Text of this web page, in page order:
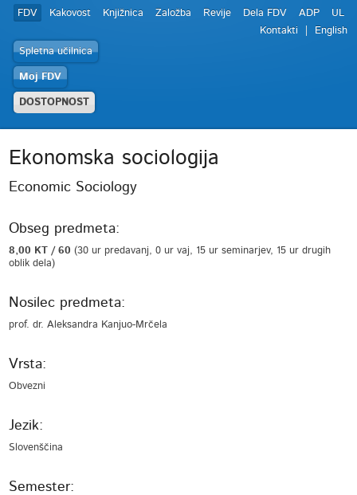
FDV Kakovost Knjižnica Založba Revije Dela FDV ADP
UL
Kontakti
English
Spletna učilnica
Moj FDV
DOSTOPNOST
Ekonomska sociologija
Economic Sociology
Obseg predmeta:
8,00 KT / 60(30 ur predavanj, 0 ur vaj, 15 ur seminarjev, 15 ur drugih
oblik dela)
Nosilec predmeta:
prof. dr. Aleksandra Kanjuo-Mrčela
Vrsta:
Obvezni
Jezik:
Slovenščina
Semester: